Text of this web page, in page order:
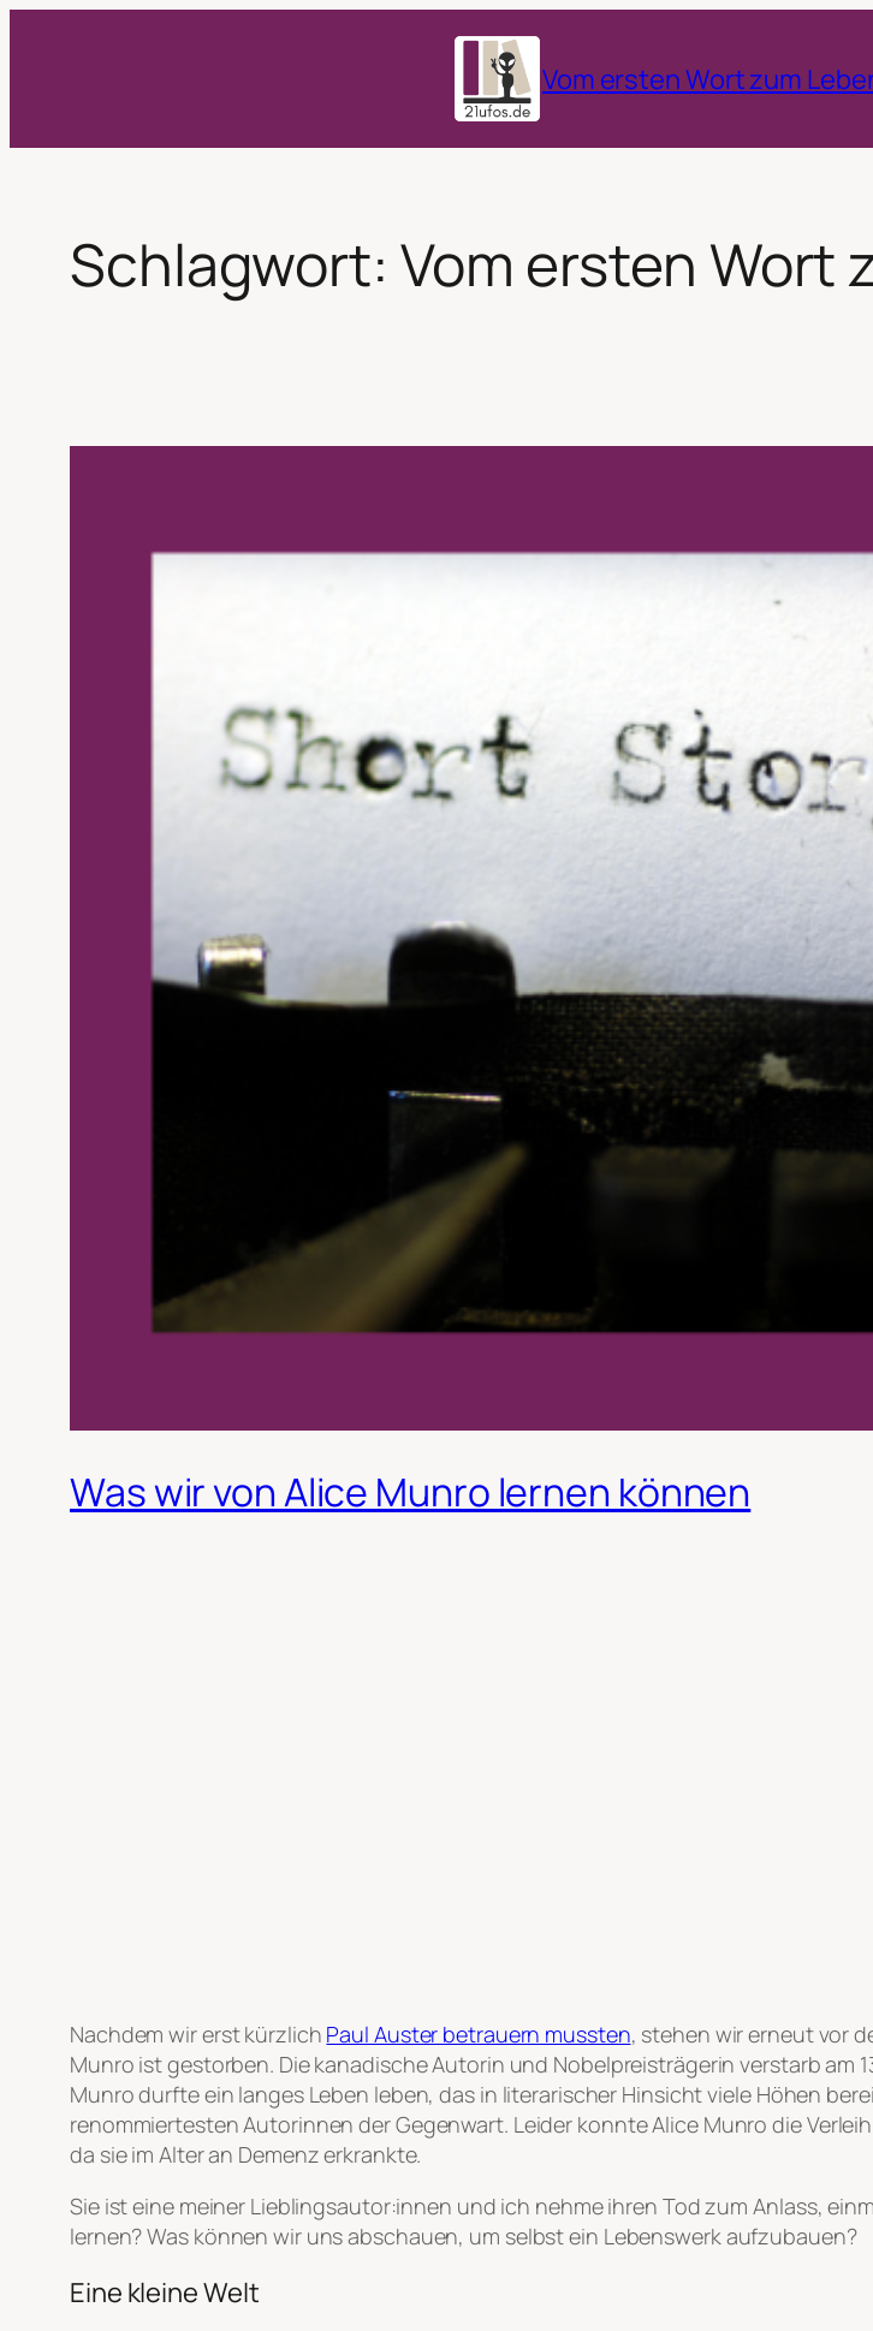
Vom ersten Wort zum
Schlagwort: Vom ersten Wort
Was wir von Alice Munro lernen können
Nachdem wir erst kürzlich Paul Auster betrauern mussten, stehen wir erneut vor
Munro ist gestorben. Die kanadische Autorin und Nobelpreisträgerin verstarb am
Munro durfte ein langes Leben leben, das in literarischer Hinsicht viele Höhen
renommiertesten Autorinnen der Gegenwart. Leider konnte Alice Munro die
da sie im Alter an Demenz erkrankte.
Sie ist eine meiner Lieblingsautor:innen und ich nehme ihren Tod zum Anlass,
lernen? Was können wir uns abschauen, um selbst ein Lebenswerk aufzubauen?
Eine kleine Welt